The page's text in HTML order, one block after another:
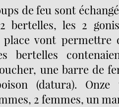
de feu sont
bertelles, les 2
vont permettre
bertelles
une barre de
(datura). Onze
2 femmes, un